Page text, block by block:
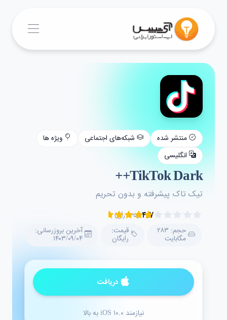
منتشر شده شبکه‌های اجتماعی
ویژه ها
انگلیسی
TikTok Dark++
تیک تاک پیشرفته و بدون تحریم
۴.۷ (۲۳۵ رأی)
حجم: ۲۸۳
مگابایت
قیمت:
رایگان
آخرین بروزرسانی:
۱۴۰۳/۰۹/۰۴
دریافت
نیازمند iOS ۱۰.۰ به بالا